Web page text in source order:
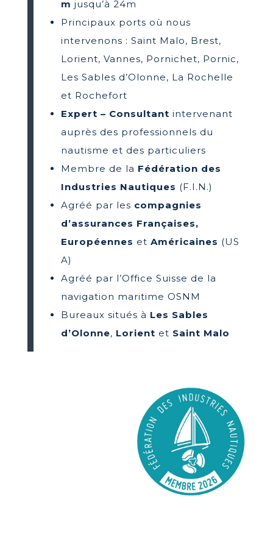
m jusqu’à 24m
Principaux ports où nous
intervenons : Saint Malo, Brest,
Lorient, Vannes, Pornichet, Pornic,
Les Sables d’Olonne, La Rochelle
et Rochefort
Expert – Consultant intervenant
auprès des professionnels du
nautisme et des particuliers
Membre de la Fédération des
Industries Nautiques (F.I.N.)
Agréé par les compagnies
d’assurances Françaises,
Européennes et Américaines (US
A)
Agréé par l’Office Suisse de la
navigation maritime OSNM
Bureaux situés à Les Sables
d’Olonne, Lorient et Saint Malo